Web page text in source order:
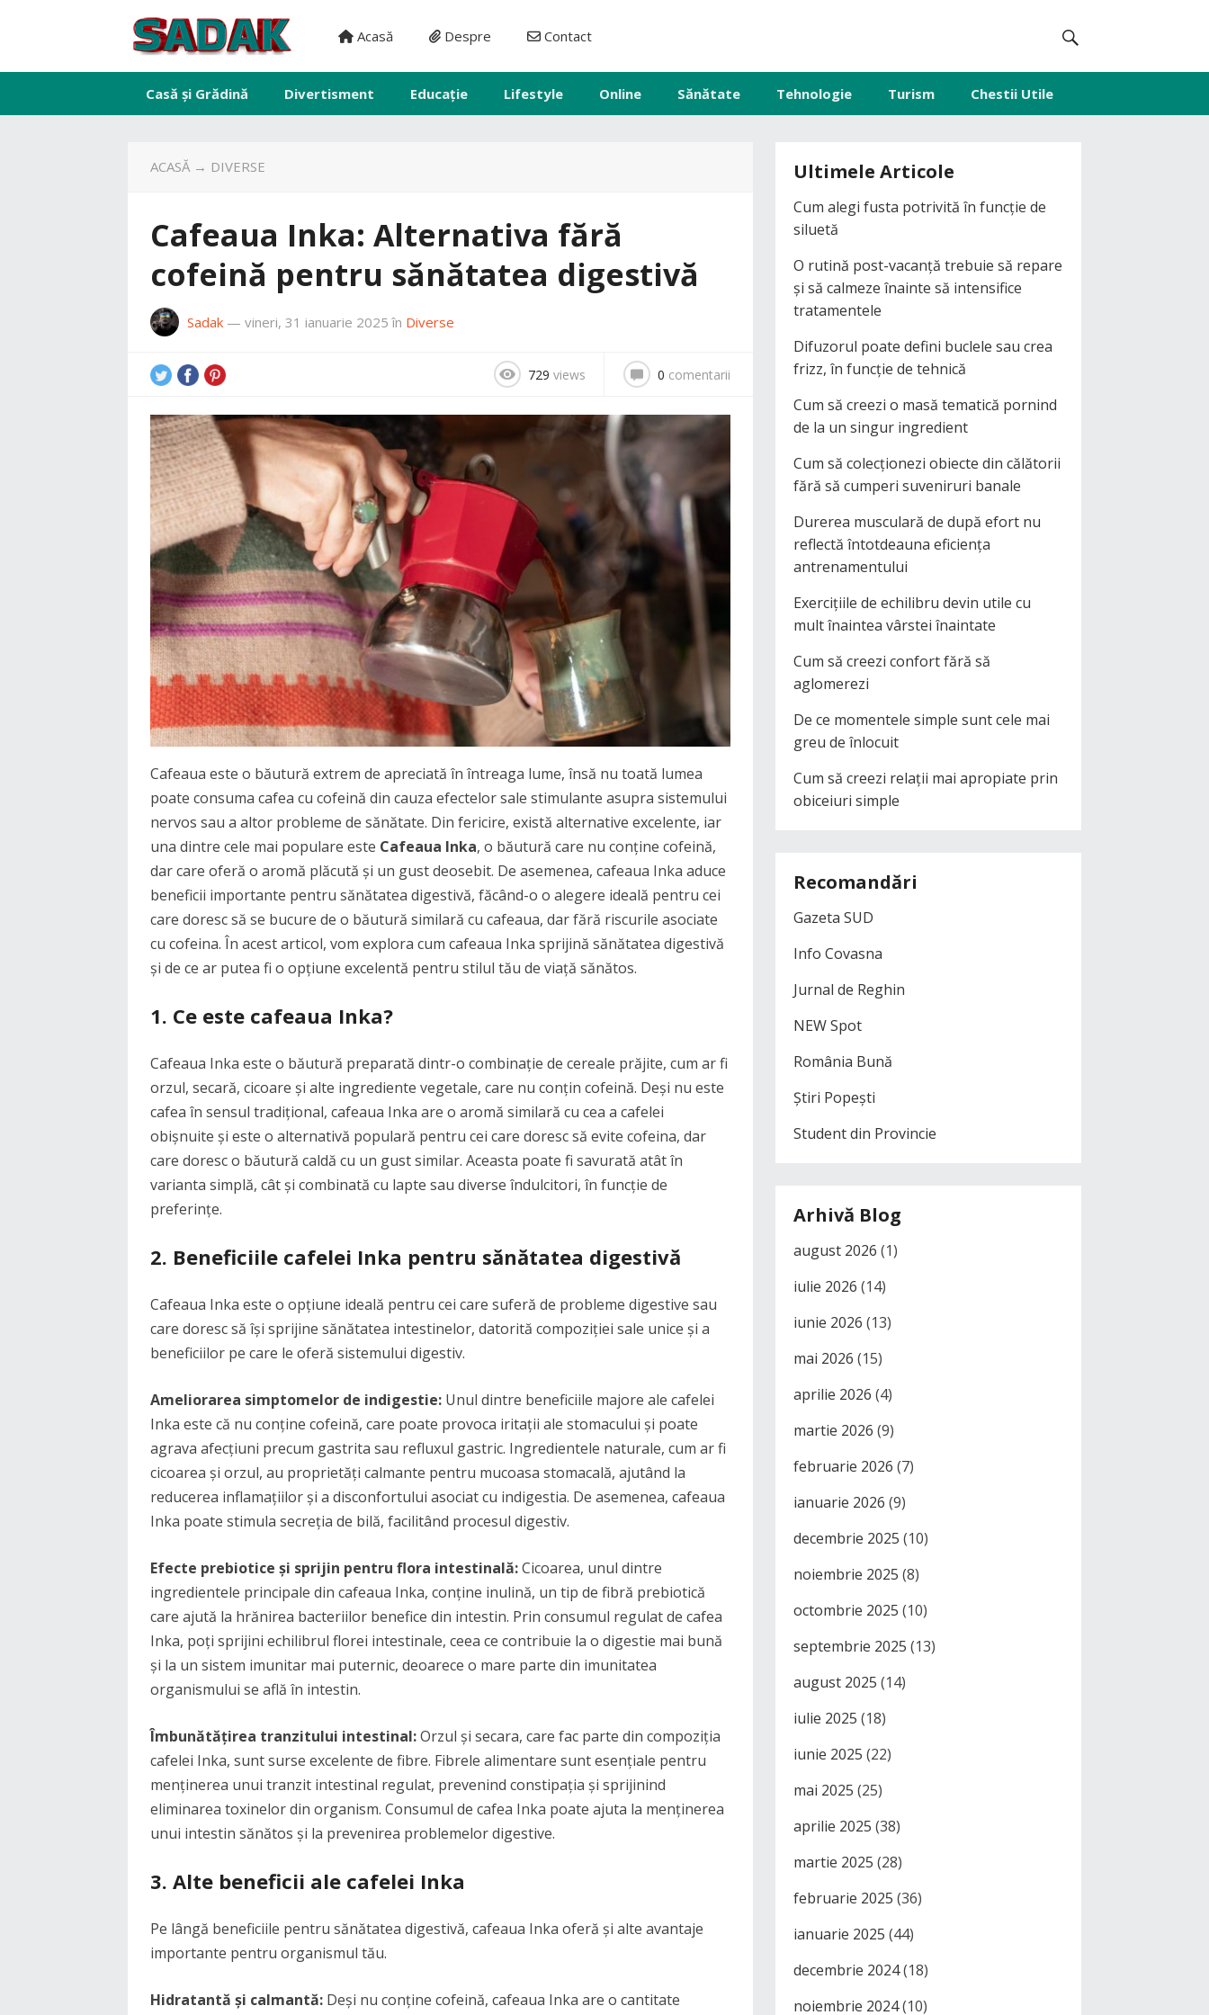
Acasă Despre Contact
Casă și Grădină Divertisment Educație Lifestyle Online Sănătate Tehnologie Turism Chestii Utile
ACASĂ→ DIVERSE
Cafeaua Inka: Alternativa fără
cofeină pentru sănătatea digestivă
Sadak — vineri, 31 ianuarie 2025 în Diverse
729 views 0 comentarii
Cafeaua este o băutură extrem de apreciată în întreaga lume, însă nu toată lumea
poate consuma cafea cu cofeină din cauza efectelor sale stimulante asupra sistemului
nervos sau a altor probleme de sănătate. Din fericire, există alternative excelente, iar
una dintre cele mai populare este Cafeaua Inka, o băutură care nu conține cofeină,
dar care oferă o aromă plăcută și un gust deosebit. De asemenea, cafeaua Inka aduce
beneficii importante pentru sănătatea digestivă, făcând-o o alegere ideală pentru cei
care doresc să se bucure de o băutură similară cu cafeaua, dar fără riscurile asociate
cu cofeina. În acest articol, vom explora cum cafeaua Inka sprijină sănătatea digestivă
și de ce ar putea fi o opțiune excelentă pentru stilul tău de viață sănătos.
1. Ce este cafeaua Inka?
Cafeaua Inka este o băutură preparată dintr-o combinație de cereale prăjite, cum ar fi
orzul, secară, cicoare și alte ingrediente vegetale, care nu conțin cofeină. Deși nu este
cafea în sensul tradițional, cafeaua Inka are o aromă similară cu cea a cafelei
obișnuite și este o alternativă populară pentru cei care doresc să evite cofeina, dar
care doresc o băutură caldă cu un gust similar. Aceasta poate fi savurată atât în
varianta simplă, cât și combinată cu lapte sau diverse îndulcitori, în funcție de
preferințe.
2. Beneficiile cafelei Inka pentru sănătatea digestivă
Cafeaua Inka este o opțiune ideală pentru cei care suferă de probleme digestive sau
care doresc să își sprijine sănătatea intestinelor, datorită compoziției sale unice și a
beneficiilor pe care le oferă sistemului digestiv.
Ameliorarea simptomelor de indigestie: Unul dintre beneficiile majore ale cafelei
Inka este că nu conține cofeină, care poate provoca iritații ale stomacului și poate
agrava afecțiuni precum gastrita sau refluxul gastric. Ingredientele naturale, cum ar fi
cicoarea și orzul, au proprietăți calmante pentru mucoasa stomacală, ajutând la
reducerea inflamațiilor și a disconfortului asociat cu indigestia. De asemenea, cafeaua
Inka poate stimula secreția de bilă, facilitând procesul digestiv.
Efecte prebiotice și sprijin pentru flora intestinală:Cicoarea, unul dintre
ingredientele principale din cafeaua Inka, conține inulină, un tip de fibră prebiotică
care ajută la hrănirea bacteriilor benefice din intestin. Prin consumul regulat de cafea
Inka, poți sprijini echilibrul florei intestinale, ceea ce contribuie la o digestie mai bună
și la un sistem imunitar mai puternic, deoarece o mare parte din imunitatea
organismului se află în intestin.
Îmbunătățirea tranzitului intestinal:Orzul și secara, care fac parte din compoziția
cafelei Inka, sunt surse excelente de fibre. Fibrele alimentare sunt esențiale pentru
menținerea unui tranzit intestinal regulat, prevenind constipația și sprijinind
eliminarea toxinelor din organism. Consumul de cafea Inka poate ajuta la menținerea
unui intestin sănătos și la prevenirea problemelor digestive.
3. Alte beneficii ale cafelei Inka
Pe lângă beneficiile pentru sănătatea digestivă, cafeaua Inka oferă și alte avantaje
importante pentru organismul tău.
Hidratantă și calmantă: Deși nu conține cofeină, cafeaua Inka are o cantitate
Ultimele Articole
Cum alegi fusta potrivită în funcție de
siluetă
O rutină post-vacanță trebuie să repare
și să calmeze înainte să intensifice
tratamentele
Difuzorul poate defini buclele sau crea
frizz, în funcție de tehnică
Cum să creezi o masă tematică pornind
de la un singur ingredient
Cum să colecționezi obiecte din călătorii
fără să cumperi suveniruri banale
Durerea musculară de după efort nu
reflectă întotdeauna eficiența
antrenamentului
Exercițiile de echilibru devin utile cu
mult înaintea vârstei înaintate
Cum să creezi confort fără să
aglomerezi
De ce momentele simple sunt cele mai
greu de înlocuit
Cum să creezi relații mai apropiate prin
obiceiuri simple
Recomandări
Gazeta SUD
Info Covasna
Jurnal de Reghin
NEW Spot
România Bună
Știri Popești
Student din Provincie
Arhivă Blog
august 2026 (1)
iulie 2026 (14)
iunie 2026 (13)
mai 2026 (15)
aprilie 2026 (4)
martie 2026 (9)
februarie 2026 (7)
ianuarie 2026 (9)
decembrie 2025 (10)
noiembrie 2025 (8)
octombrie 2025 (10)
septembrie 2025 (13)
august 2025 (14)
iulie 2025 (18)
iunie 2025 (22)
mai 2025 (25)
aprilie 2025 (38)
martie 2025 (28)
februarie 2025 (36)
ianuarie 2025 (44)
decembrie 2024(18)
noiembrie 2024(10)